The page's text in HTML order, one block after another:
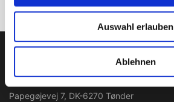
Auswahl erlauben
Ablehnen
PTI Europa A/S
Lager & Transmissionen
Papegøjevej 7, DK-6270 Tønder